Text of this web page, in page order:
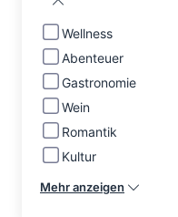
Wellness
Abenteuer
Gastronomie
Wein
Romantik
Kultur
Mehr anzeigen